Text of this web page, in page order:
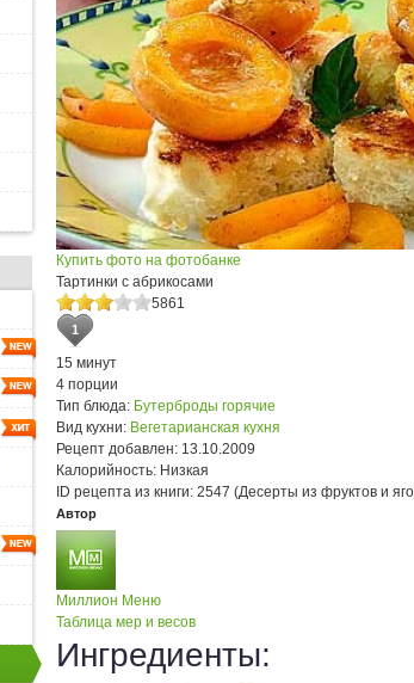
Купить фото на фотобанке
Тартинки с абрикосами
5861
1
15 минут
4 порции
Тип блюда: Бутерброды горячие
Вид кухни: Вегетарианская кухня
Рецепт добавлен: 13.10.2009
Калорийность: Низкая
ID рецепта из книги: 2547 (Десерты из фруктов и
Автор
Миллион Меню
Таблица мер и весов
Ингредиенты: